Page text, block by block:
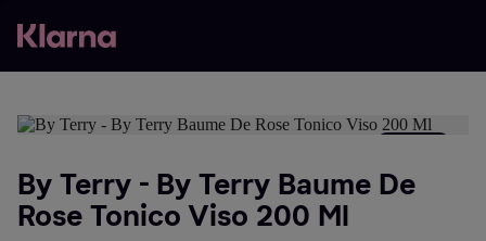
By Terry - By Terry Baume De
Rose Tonico Viso 200 Ml